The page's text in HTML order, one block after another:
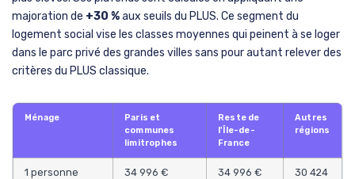
majoration de +30 %aux seuils du PLUS. Ce segment du
logement social vise les classes moyennes qui peinent à se loger
dans le parc privé des grandes villes sans pour autant relever des
critères du PLUS classique.
Ménage
Paris et
communes
limitrophes
Reste de
l'Île-de-
France
Autres
régions
1 personne 34 996 € 34 996 €
30 424